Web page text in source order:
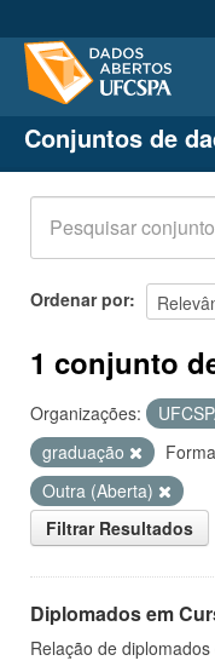
Conjuntos de dados
Organizações
Grupos
Sobre
Conjuntos de
Ordenar por
1 conjunto
Organizações:
graduação
Outra (Aberta)
Filtrar Resultados
Diplomados em
Relação de